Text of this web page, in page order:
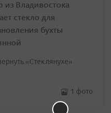
из Владивостока
стекло для
бухты
«Стеклянухе»
1 фото